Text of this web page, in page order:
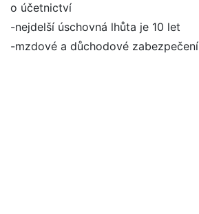
o účetnictví
-nejdelší úschovná lhůta je 10 let
-mzdové a důchodové